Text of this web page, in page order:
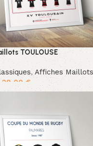
TOULOUSE
, Affiches Maillots
29,00 €